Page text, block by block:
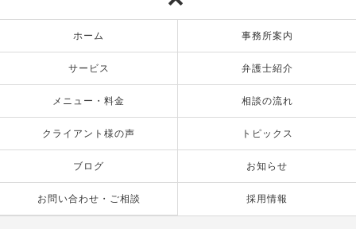
ホーム 事務所案内
サービス 弁護士紹介
メニュー・料金 相談の流れ
クライアント様の声 トピックス
ブログ お知らせ
お問い合わせ・ご相談 採用情報